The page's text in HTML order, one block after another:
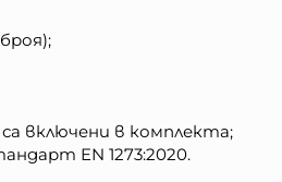
включени в комплекта;
EN 1273:2020.